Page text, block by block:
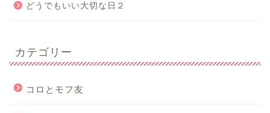
どうでもいい大切な日２
カテゴリー
コロとモフ友